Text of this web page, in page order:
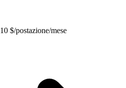
10 $/postazione/mese